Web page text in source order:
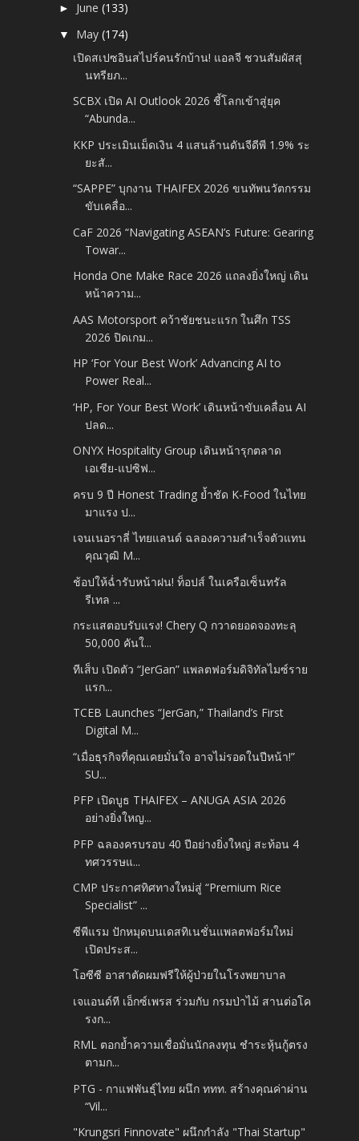
► June(133)
▼ May(174)
เปิดสเปซอินสไปร์คนรักบ้าน! แอลจี ชวนสัมผัสสุ
นทรียภ...
SCBX เปิด AI Outlook 2026 ชี้โลกเข้าสู่ยุค
“Abunda...
KKP ประเมินเม็ดเงิน 4 แสนล้านดันจีดีพี 1.9% ระ
ยะสั...
“SAPPE” บุกงาน THAIFEX 2026 ขนทัพนวัตกรรม
ขับเคลื่อ...
CaF 2026 “Navigating ASEAN’s Future: Gearing
Towar...
Honda One Make Race 2026 แถลงยิ่งใหญ่ เดิน
หน้าความ...
AAS Motorsport คว้าชัยชนะแรก ในศึก TSS
2026 ปิดเกม...
HP ‘For Your Best Work’ Advancing AI to
Power Real...
‘HP, For Your Best Work’ เดินหน้าขับเคลื่อน AI
ปลด...
ONYX Hospitality Group เดินหน้ารุกตลาด
เอเชีย-แปซิฟ...
ครบ 9 ปี Honest Trading ย้ำชัด K-Food ในไทย
มาแรง ป...
เจนเนอราลี่ ไทยแลนด์ ฉลองความสำเร็จตัวแทน
คุณวุฒิ M...
ช้อปให้ฉ่ำรับหน้าฝน! ท็อปส์ ในเครือเซ็นทรัล
รีเทล ...
กระแสตอบรับแรง! Chery Q กวาดยอดจองทะลุ
50,000 คันใ...
ทีเส็บ เปิดตัว “JerGan” แพลตฟอร์มดิจิทัลไมซ์ราย
แรก...
TCEB Launches “JerGan,” Thailand’s First
Digital M...
“เมื่อธุรกิจที่คุณเคยมั่นใจ อาจไม่รอดในปีหน้า!”
SU...
PFP เปิดบูธ THAIFEX – ANUGA ASIA 2026
อย่างยิ่งใหญ...
PFP ฉลองครบรอบ 40 ปีอย่างยิ่งใหญ่ สะท้อน 4
ทศวรรษแ...
CMP ประกาศทิศทางใหม่สู่ “Premium Rice
Specialist” ...
ซีพีแรม ปักหมุดบนเดสทิเนชั่นแพลตฟอร์มใหม่
เปิดประส...
โอซีซี อาสาตัดผมฟรีให้ผู้ป่วยในโรงพยาบาล
เจแอนด์ที เอ็กซ์เพรส ร่วมกับ กรมป่าไม้ สานต่อโค
รงก...
RML ตอกย้ำความเชื่อมั่นนักลงทุน ชำระหุ้นกู้ตรง
ตามก...
PTG - กาแฟพันธุ์ไทย ผนึก ททท. สร้างคุณค่าผ่าน
“Vil...
"Krungsri Finnovate" ผนึกกำลัง "Thai Startup"